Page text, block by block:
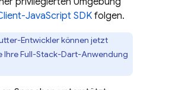
JavaScript SDKfolgen.
Entwickler können jetzt
Ihre Full-Stack-Dart-Anwendung